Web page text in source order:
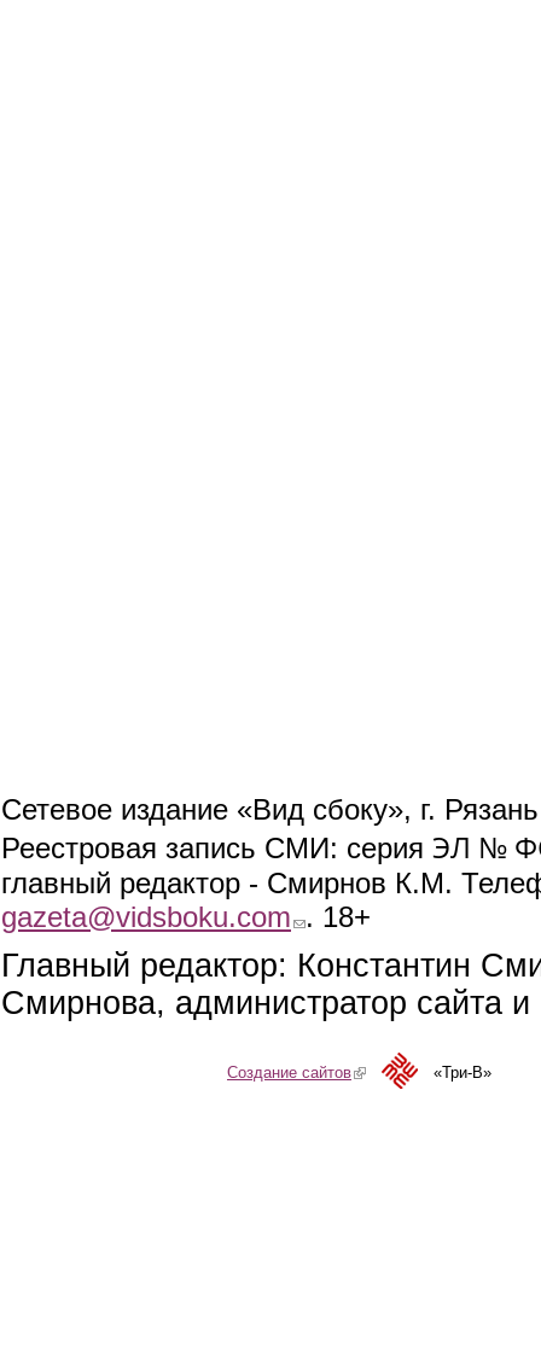
Сетевое издание «Вид сбоку», г.
Реестровая запись СМИ: серия ЭЛ №
главный редактор - Смирнов К.М.
gazeta@vidsboku.com (link sends e-mail)
. 18+
Главный редактор: Константин
Смирнова, администратор сайта
Создание сайтов(link is external)«Три-В»